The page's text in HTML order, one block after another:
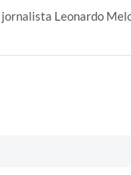
jornalista Leonardo